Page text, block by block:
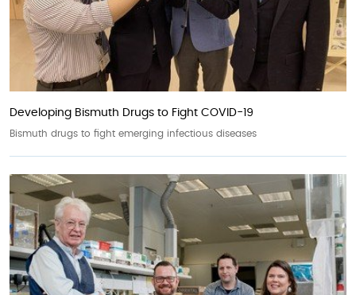
Developing Bismuth Drugs to Fight COVID-19
Bismuth drugs to fight emerging infectious diseases